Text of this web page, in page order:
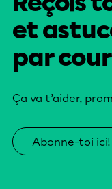
et
par
Ça va t’aider,
Abonne-toi ici!